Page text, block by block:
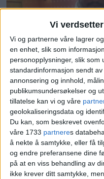
Vi
Vi og partnerne våre lagrer
en enhet, slik som
personopplysninger, slik som
standardinformasjon sendt
annonsering og innhold,
publikumsundersøkelser og
tillatelse kan vi og våre
geolokaliseringsdata og
Du kan, som beskrevet
våre 1733 partneres
å nekte å samtykke, eller få
og endre preferansene dine
på at en viss behandling av
ikke krever ditt samtykke,
Rasende
får kjøpe
fra FN-
Det har ført til at
FNfor å bidra til